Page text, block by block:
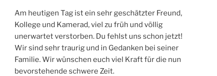
Am heutigen Tag ist ein sehr geschätzter Freund,
Kollege und Kamerad, viel zu früh und völlig
unerwartet verstorben. Du fehlst uns schon jetzt!
Wir sind sehr traurig und in Gedanken bei seiner
Familie. Wir wünschen euch viel Kraft für die nun
bevorstehende schwere Zeit.